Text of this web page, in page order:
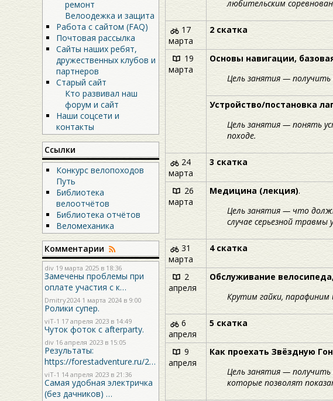
ремонт
Велоодежка и защита
Работа с сайтом (FAQ)
Почтовая рассылка
Сайты наших ребят,
дружественных клубов и
партнеров
Старый сайт
Кто развивал наш
форум и сайт
Наши соцсети и
контакты
Ссылки
Конкурс велопоходов
Путь
Библиотека
велоотчётов
Библиотека отчётов
Веломеханика
Комментарии
div 19 марта 2025 в 18:36
Замечены проблемы при
оплате участия с к…
Dmitry2024 1 марта 2024 в 9:00
Ролики супер.
viT-1 17 апреля 2023 в 14:49
Чуток фоток с afterparty.
div 16 апреля 2023 в 15:05
Результаты:
https://forestadventure.ru/2…
viT-1 14 апреля 2023 в 21:36
Самая удобная электричка
(без дачников) …
любительским
17
марта
2 скатка
19
марта
Основы навигации,
Цель занятия — получить
Устройство/постановка
Цель занятия — понять
походе.
24
марта
3 скатка
26
марта
Медицина (лекция).
Цель занятия — что
случае серьезной травмы
31
марта
4 скатка
2
апреля
Обслуживание
Крутим гайки, парафиним
6
апреля
5 скатка
9
апреля
Как проехать Звёздную
Цель занятия —
которые позволят